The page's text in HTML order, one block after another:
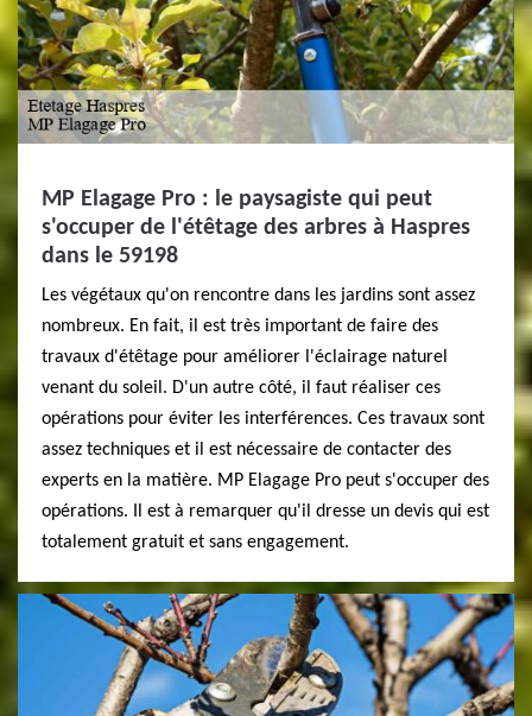
MP Elagage Pro : le paysagiste qui peut
s'occuper de l'étêtage des arbres à Haspres
dans le 59198
Les végétaux qu'on rencontre dans les jardins sont assez
nombreux. En fait, il est très important de faire des
travaux d'étêtage pour améliorer l'éclairage naturel
venant du soleil. D'un autre côté, il faut réaliser ces
opérations pour éviter les interférences. Ces travaux sont
assez techniques et il est nécessaire de contacter des
experts en la matière. MP Elagage Pro peut s'occuper des
opérations. Il est à remarquer qu'il dresse un devis qui est
totalement gratuit et sans engagement.